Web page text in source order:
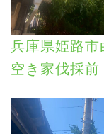
兵庫県姫路市
空き家伐採前